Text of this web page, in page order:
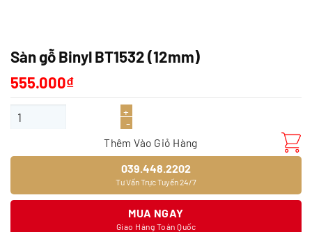
Sàn gỗ Binyl BT1532 (12mm)
555.000₫
Sàn gỗ Binyl BT1532 (12mm) số lượng
Thêm Vào Giỏ Hàng
039.448.2202
Tư Vấn Trực Tuyến 24/7
MUA NGAY
Giao Hàng Toàn Quốc